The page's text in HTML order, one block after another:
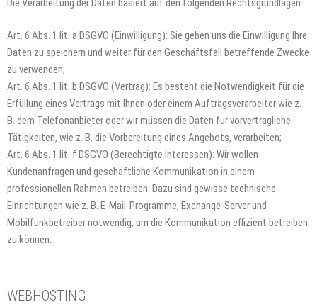
Art. 6 Abs. 1 lit. a DSGVO (Einwilligung): Sie geben uns die Einwilligung Ihre
Daten zu speichern und weiter für den Geschäftsfall betreffende Zwecke
zu verwenden;
Art. 6 Abs. 1 lit. b DSGVO (Vertrag): Es besteht die Notwendigkeit für die
Erfüllung eines Vertrags mit Ihnen oder einem Auftragsverarbeiter wie z.
B. dem Telefonanbieter oder wir müssen die Daten für vorvertragliche
Tätigkeiten, wie z. B. die Vorbereitung eines Angebots, verarbeiten;
Art. 6 Abs. 1 lit. f DSGVO (Berechtigte Interessen): Wir wollen
Kundenanfragen und geschäftliche Kommunikation in einem
professionellen Rahmen betreiben. Dazu sind gewisse technische
Einrichtungen wie z. B. E-Mail-Programme, Exchange-Server und
Mobilfunkbetreiber notwendig, um die Kommunikation effizient betreiben
zu können.
WEBHOSTING